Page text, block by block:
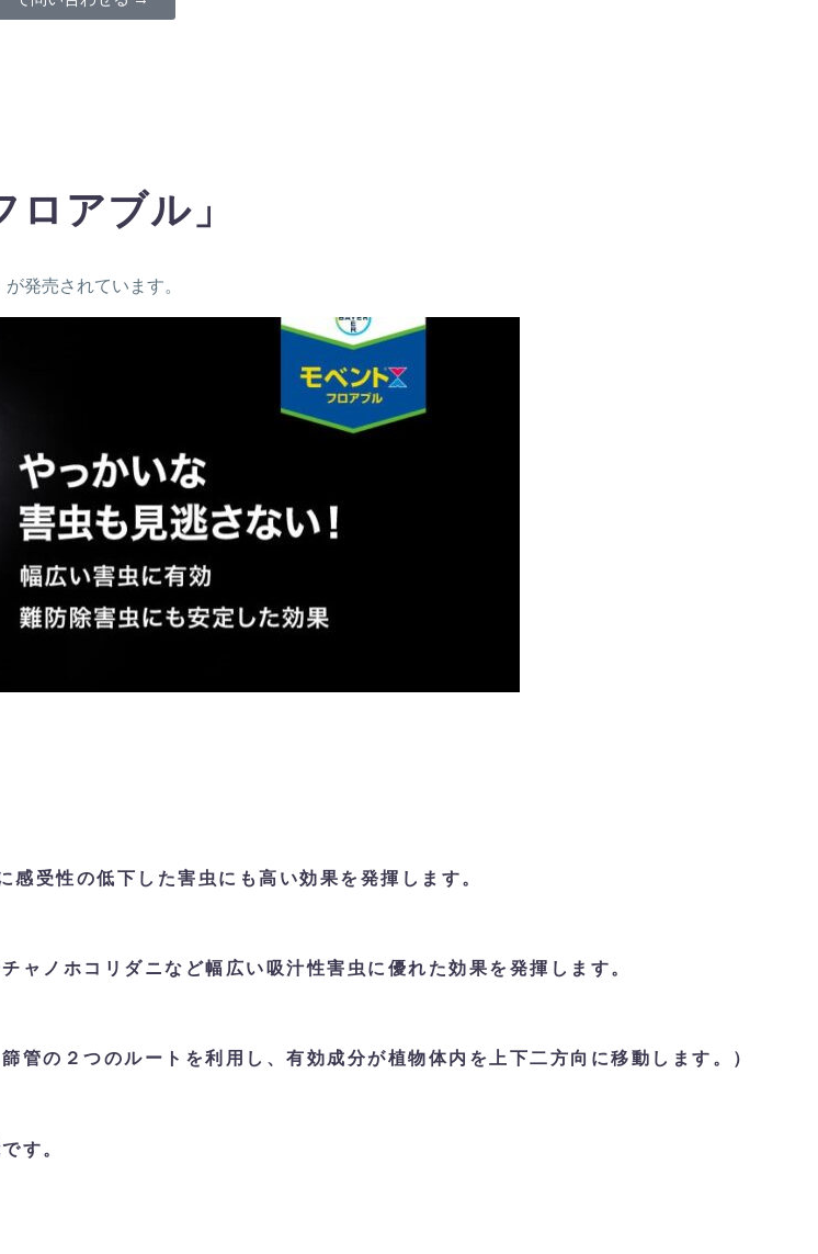
アブル」
発売されています。
受性の低下した害虫にも高い効果を発揮します。
ャノホコリダニなど幅広い吸汁性害虫に優れた効果を発揮します。
管の２つのルートを利用し、有効成分が植物体内を上下二方向に移動します。）
す。